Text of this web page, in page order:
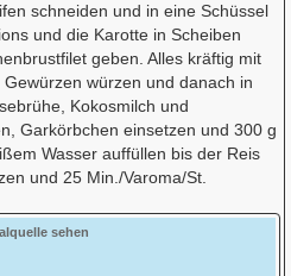
schneiden und in eine Schüssel
und die Karotte in Scheiben
geben. Alles kräftig mit
würzen und danach in
Kokosmilch und
Garkörbchen einsetzen und 300 g
Wasser auffüllen bis der Reis
und 25 Min./Varoma/St.
sehen